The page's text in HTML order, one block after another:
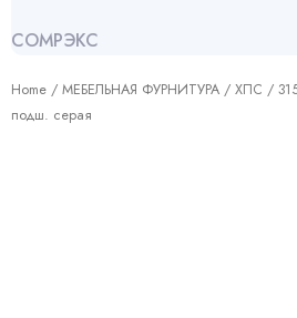
СОМРЭКС
Home / МЕБЕЛЬНАЯ ФУРНИТУРА / ХПС /
подш. серая